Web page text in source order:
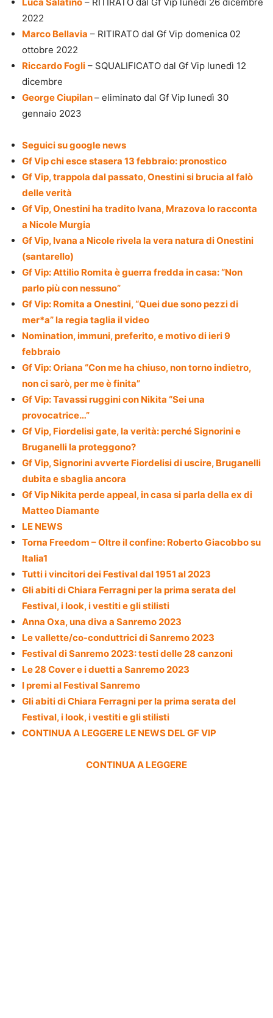
2022
Marco Bellavia – RITIRATO dal Gf Vip domenica 02
ottobre 2022
Riccardo Fogli – SQUALIFICATO dal Gf Vip lunedì 12
dicembre
George Ciupilan– eliminato dal Gf Vip lunedì 30
gennaio 2023
Seguici su google news
Gf Vip chi esce stasera 13 febbraio: pronostico
Gf Vip, trappola dal passato, Onestini si brucia al falò
delle verità
Gf Vip, Onestini ha tradito Ivana, Mrazova lo racconta
a Nicole Murgia
Gf Vip, Ivana a Nicole rivela la vera natura di Onestini
(santarello)
Gf Vip: Attilio Romita è guerra fredda in casa: “Non
parlo più con nessuno”
Gf Vip: Romita a Onestini, “Quei due sono pezzi di
mer*a” la regia taglia il video
Nomination, immuni, preferito, e motivo di ieri 9
febbraio
Gf Vip: Oriana “Con me ha chiuso, non torno indietro,
non ci sarò, per me è finita”
Gf Vip: Tavassi ruggini con Nikita “Sei una
provocatrice…”
Gf Vip, Fiordelisi gate, la verità: perché Signorini e
Bruganelli la proteggono?
Gf Vip, Signorini avverte Fiordelisi di uscire, Bruganelli
dubita e sbaglia ancora
Gf Vip Nikita perde appeal, in casa si parla della ex di
Matteo Diamante
LE NEWS
Torna Freedom – Oltre il confine: Roberto Giacobbo su
Italia1
Tutti i vincitori dei Festival dal 1951 al 2023
Gli abiti di Chiara Ferragni per la prima serata del
Festival, i look, i vestiti e gli stilisti
Anna Oxa, una diva a Sanremo 2023
Le vallette/co-conduttrici di Sanremo 2023
Festival di Sanremo 2023: testi delle 28 canzoni
Le 28 Cover e i duetti a Sanremo 2023
I premi al Festival Sanremo
Gli abiti di Chiara Ferragni per la prima serata del
Festival, i look, i vestiti e gli stilisti
CONTINUA A LEGGERE LE NEWS DEL GF VIP
CONTINUA A LEGGERE